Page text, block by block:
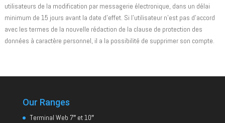
utilisateurs de la modification par messagerie électronique, dans un délai
minimum de 15 jours avant la date d'effet. Si l'utilisateur n'est pas d'accord
avec les termes de la nouvelle rédaction de la clause de protection des
données à caractère personnel, il a la possibilité de supprimer son compte.
Our Ranges
Terminal Web 7″ et 10″